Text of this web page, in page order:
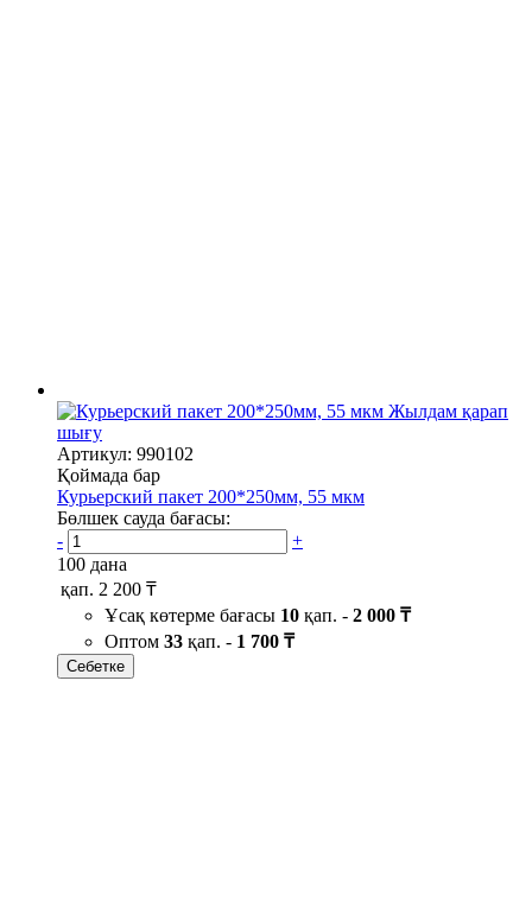
Жылдам қарап
шығу
Артикул: 990102
Қоймада бар
Курьерский пакет 200*250мм, 55 мкм
Бөлшек сауда бағасы:
-
+
100 дана
қап. 2 200 ₸
Ұсақ көтерме бағасы 10 қап. - 2 000 ₸
Оптом 33 қап. - 1 700 ₸
Себетке